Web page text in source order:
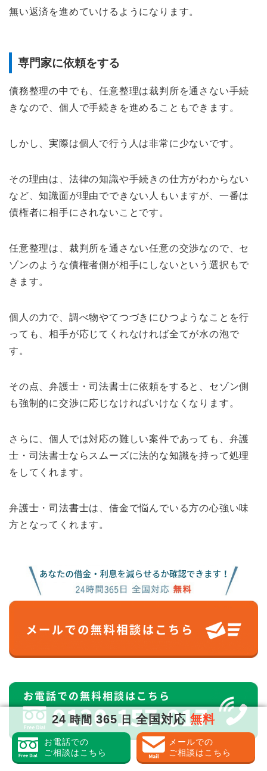
無い返済を進めていけるようになります。
専門家に依頼をする
債務整理の中でも、任意整理は裁判所を通さない手続
きなので、個人で手続きを進めることもできます。
しかし、実際は個人で行う人は非常に少ないです。
その理由は、法律の知識や手続きの仕方がわからない
など、知識面が理由でできない人もいますが、一番は
債権者に相手にされないことです。
任意整理は、裁判所を通さない任意の交渉なので、セ
ゾンのような債権者側が相手にしないという選択もで
きます。
個人の力で、調べ物やてつづきにひつようなことを行
っても、相手が応じてくれなければ全てが水の泡で
す。
その点、弁護士・司法書士に依頼をすると、セゾン側
も強制的に交渉に応じなければいけなくなります。
さらに、個人では対応の難しい案件であっても、弁護
士・司法書士ならスムーズに法的な知識を持って処理
をしてくれます。
弁護士・司法書士は、借金で悩んでいる方の心強い味
方となってくれます。
24 時間365 日全国対応 無料
お電話での
ご相談はこちら
メールでの
ご相談はこちら